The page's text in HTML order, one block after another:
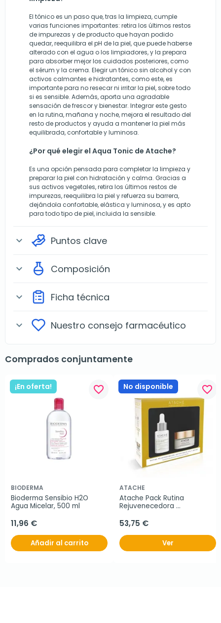
El tónico es un paso que, tras la limpieza, cumple
varias funciones importantes: retira los últimos restos
de impurezas y de producto que hayan podido
quedar, reequilibra el pH de la piel, que puede haberse
alterado con el agua o los limpiadores, y la prepara
para absorber mejor los cuidados posteriores, como
el sérum y la crema. Elegir un tónico sin alcohol y con
activos calmantes e hidratantes, como este, es
importante para no resecar ni irritar la piel, sobre todo
si es sensible. Además, aporta una agradable
sensación de frescor y bienestar. Integrar este gesto
en la rutina, mañana y noche, mejora el resultado del
resto de productos y ayuda a mantener la piel más
equilibrada, confortable y luminosa.
¿Por qué elegir el Aqua Tonic de Atache?
Es una opción pensada para completar la limpieza y
preparar la piel con hidratación y calma. Gracias a
sus activos vegetales, retira los últimos restos de
impurezas, reequilibra la piel y refuerza su barrera,
dejándola confortable, elástica y luminosa, y es apto
para todo tipo de piel, incluida la sensible.
expand_more Puntos clave
expand_more Composición
expand_more Ficha técnica
expand_more Nuestro consejo farmacéutico
Comprados conjuntamente
¡En oferta! favorite_border
BIODERMA
Bioderma Sensibio H2O
Agua Micelar, 500 ml
11,96 €
Añadir al carrito
No disponible favorite_border
ATACHE
Atache Pack Rutina
Rejuvenecedora
53,75 €
Ver